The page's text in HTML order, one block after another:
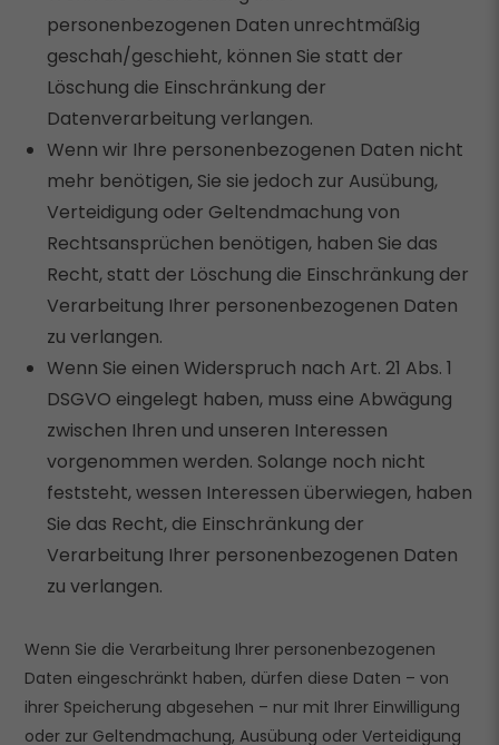
personenbezogenen Daten unrechtmäßig
geschah/geschieht, können Sie statt der
Löschung die Einschränkung der
Datenverarbeitung verlangen.
Wenn wir Ihre personenbezogenen Daten nicht
mehr benötigen, Sie sie jedoch zur Ausübung,
Verteidigung oder Geltendmachung von
Rechtsansprüchen benötigen, haben Sie das
Recht, statt der Löschung die Einschränkung der
Verarbeitung Ihrer personenbezogenen Daten
zu verlangen.
Wenn Sie einen Widerspruch nach Art. 21 Abs. 1
DSGVO eingelegt haben, muss eine Abwägung
zwischen Ihren und unseren Interessen
vorgenommen werden. Solange noch nicht
feststeht, wessen Interessen überwiegen, haben
Sie das Recht, die Einschränkung der
Verarbeitung Ihrer personenbezogenen Daten
zu verlangen.
Wenn Sie die Verarbeitung Ihrer personenbezogenen
Daten eingeschränkt haben, dürfen diese Daten – von
ihrer Speicherung abgesehen – nur mit Ihrer Einwilligung
oder zur Geltendmachung, Ausübung oder Verteidigung